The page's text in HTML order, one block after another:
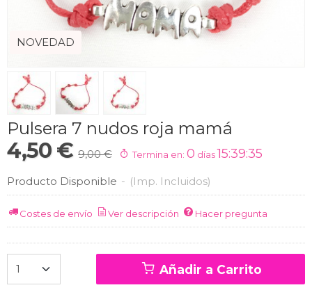
NOVEDAD
Pulsera 7 nudos roja mamá
4,50 € 9,00 € Termina en: 0 días15:39:34
Producto Disponible - (Imp. Incluidos)
Costes de envío Ver descripción Hacer pregunta
Añadir a Carrito